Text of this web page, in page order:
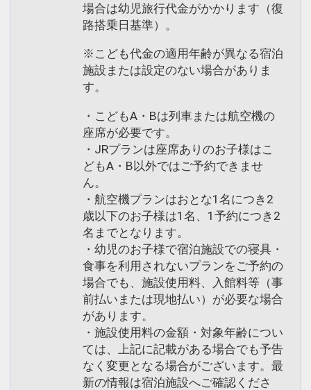
場合は幼児旅行代金がかかります（復
路搭乗日基準）。
※こども代金の適用年齢が異なる宿泊
施設または設定のない場合がありま
す。
・こどもA・Bは列車または航空機の
座席が必要です。
・JRプランは座席ありのお子様はこ
どもA・B以外ではご予約できませ
ん。
・航空機プランはおとな1名につき2
歳以下のお子様は1名、1予約につき2
名までとなります。
・幼児のお子様で宿泊施設での寝具・
食事を利用されないプランをご予約の
場合でも、施設使用料、入館料等（事
前払いまたは現地払い）が必要な場合
があります。
・施設使用料の金額・対象年齢につい
ては、上記に記載がある場合でも予告
なく変更となる場合がございます。最
新の情報は宿泊施設へご確認くださ